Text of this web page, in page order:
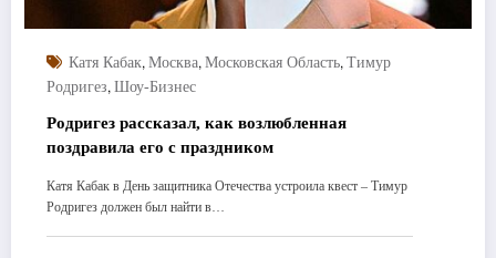
Катя Кабак, Москва, Московская Область, Тимур
Родригез, Шоу-Бизнес
Родригез рассказал, как возлюбленная
поздравила его с праздником
Катя Кабак в День защитника Отечества устроила квест – Тимур
Родригез должен был найти в…